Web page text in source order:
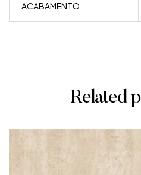
ACABAMENTO
Related